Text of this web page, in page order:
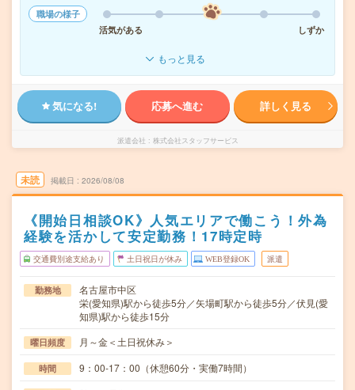
職場の様子
活気がある
しずか
もっと見る
気になる! 応募へ進む 詳しく見る
派遣会社 株式会社スタッフサービス
未読 掲載日 2026/08/08
《開始日相談OK》人気エリアで働こう！外為
経験を活かして安定勤務！17時定時
交通費別途支給あり 土日祝日が休み WEB登録OK 派遣
勤務地
名古屋市中区
栄(愛知県)駅から徒歩5分／矢場町駅から徒歩5分／伏見(愛
知県)駅から徒歩15分
曜日頻度 月～金＜土日祝休み＞
時間 9：00-17：00（休憩60分・実働7時間）